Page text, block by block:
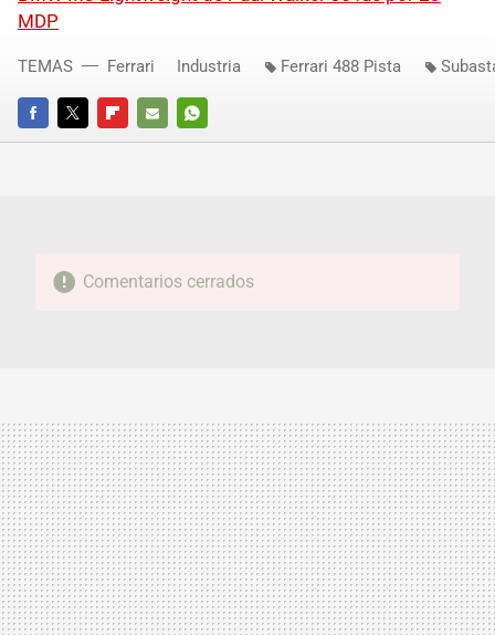
MDP
FACEBOOKTWITTERFLIPBOARD
E-
WHATSAPP
TEMAS Ferrari Industria Ferrari 488 Pista
Comentarios cerrados